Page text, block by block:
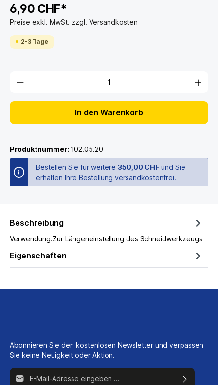
6,90 CHF*
Preise exkl. MwSt. zzgl. Versandkosten
2-3 Tage
In den Warenkorb
Produktnummer: 102.05.20
Bestellen Sie für weitere 350,00 CHF und Sie
erhalten Ihre Bestellung versandkostenfrei.
Beschreibung
Verwendung:Zur Längeneinstellung des Schneidwerkzeugs
Eigenschaften
Abonnieren Sie den kostenlosen Newsletter und verpassen
Sie keine Neuigkeit oder Aktion.
E-Mail-Adresse*